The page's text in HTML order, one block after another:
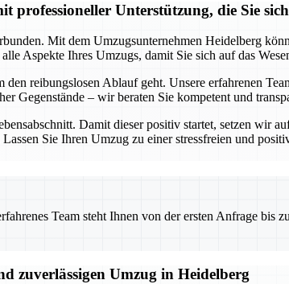
professioneller Unterstützung, die Sie
Mit dem Umzugsunternehmen Heidelberg
Aspekte Ihres Umzugs, damit Sie sich auf das
reibungslosen Ablauf geht. Unsere erfahrenen
Gegenstände – wir beraten Sie kompetent und
Damit dieser positiv startet, setzen wir
Sie Ihren Umzug zu einer stressfreien und
Team steht Ihnen von der ersten Anfrage
zuverlässigen Umzug in Heidelberg